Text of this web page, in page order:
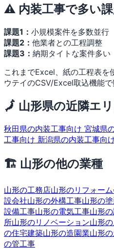
⚠️ 内装工事で多い
課題1： 小規模案件を多数並行
課題2： 他業者との工程調整
課題3： 納期タイトな案件多い
これまでExcel、紙の工程表を
ウテイのCSV/Excel取込機能で
🗾 山形県の近隣エ
秋田県の内装工事向け 宮城県
工事向け 新潟県の内装工事向
🏗 山形の他の業種
山形の工務店山形のリフォー
設会社山形の外構工事山形の
設備工事山形の電気工事山形
所山形のリノベーション山形
の住宅建築山形の造園業山形
の管工事